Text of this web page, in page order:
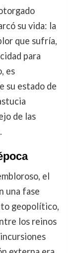
su vida: la
que sufría,
para
es
su estado de
de las
el
una fase
geopolítico,
los reinos